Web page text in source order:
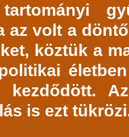
az volt a
köztük a
kezdődött.
is ezt